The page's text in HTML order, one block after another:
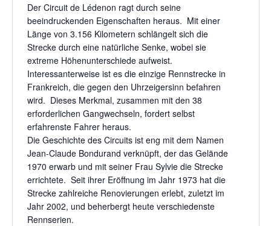
Der Circuit de Lédenon ragt durch seine
beeindruckenden Eigenschaften heraus. Mit einer
Länge von 3.156 Kilometern schlängelt sich die
Strecke durch eine natürliche Senke, wobei sie
extreme Höhenunterschiede aufweist.
Interessanterweise ist es die einzige Rennstrecke in
Frankreich, die gegen den Uhrzeigersinn befahren
wird. Dieses Merkmal, zusammen mit den 38
erforderlichen Gangwechseln, fordert selbst
erfahrenste Fahrer heraus.
Die Geschichte des Circuits ist eng mit dem Namen
Jean-Claude Bondurand verknüpft, der das Gelände
1970 erwarb und mit seiner Frau Sylvie die Strecke
errichtete. Seit ihrer Eröffnung im Jahr 1973 hat die
Strecke zahlreiche Renovierungen erlebt, zuletzt im
Jahr 2002, und beherbergt heute verschiedenste
Rennserien.